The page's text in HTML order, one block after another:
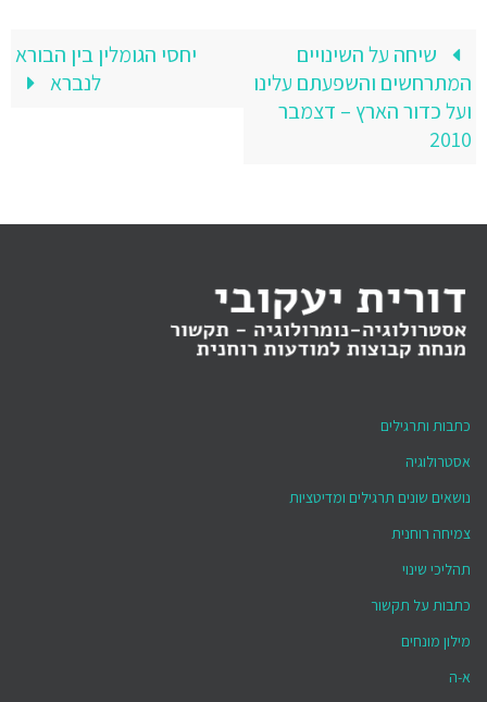
שיחה על השינויים
המתרחשים והשפעתם עלינו
ועל כדור הארץ – דצמבר
2010
יחסי הגומלין בין הבורא
לנברא
כתבות ותרגילים
אסטרולוגיה
נושאים שונים תרגילים ומדיטציות
צמיחה רוחנית
תהליכי שינוי
כתבות על תקשור
מילון מונחים
א-ה